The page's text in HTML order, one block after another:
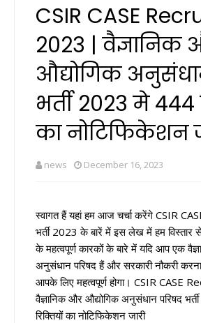
CSIR CASE
2023 | वैज्ञानिक
औद्योगिक
भर्ती 2023 मे 444
का नोटिफिकेशन
news December 16, 2023
स्वागत हैं यहां हम आज चर्चा करेंगे CSIR
भर्ती 2023 के बारें में इस लेख में हम विस्तार से
के महत्वपूर्ण कारकों के बारे में यदि आप एक
अनुसंधान परिषद हैं और सरकारी नौकरी
आपके लिए महत्वपूर्ण होगा। CSIR CASE
वैज्ञानिक और औद्योगिक अनुसंधान परिषद
रिक्तियों का नोटिफिकेशन जारी